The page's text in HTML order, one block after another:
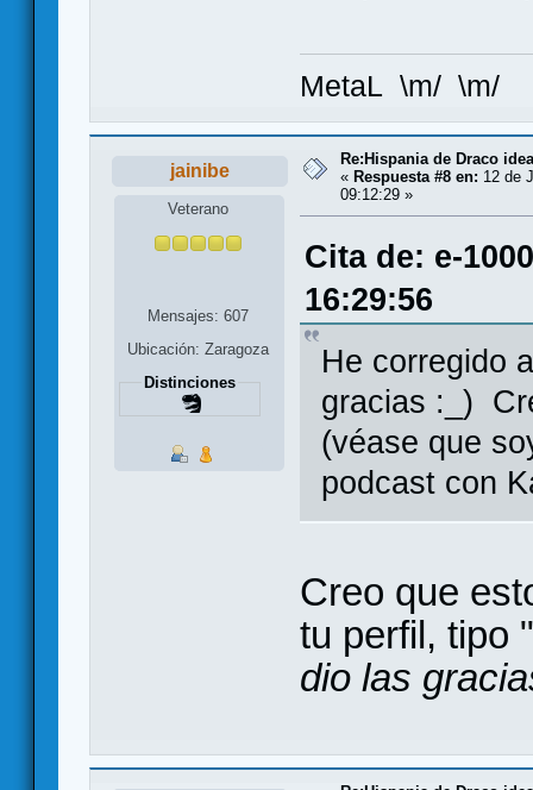
MetaL \m/ \m/
jainibe
Veterano
Mensajes: 607
Ubicación: Zaragoza
Distinciones
Re:Hispania de Draco
« Respuesta #8 en: 12 de
09:12:29 »
Cita de: e-
16:29:56
He corregido
gracias :_)
(véase que
podcast con
Creo que
tu perfil, tipo "
dio las